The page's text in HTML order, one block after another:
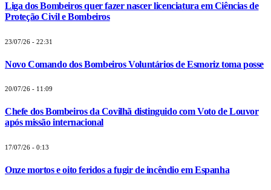
Liga dos Bombeiros quer fazer nascer licenciatura em Ciências de
Proteção Civil e Bombeiros
23/07/26 - 22:31
Novo Comando dos Bombeiros Voluntários de Esmoriz toma posse
20/07/26 - 11:09
Chefe dos Bombeiros da Covilhã distinguido com Voto de Louvor
após missão internacional
17/07/26 - 0:13
Onze mortos e oito feridos a fugir de incêndio em Espanha